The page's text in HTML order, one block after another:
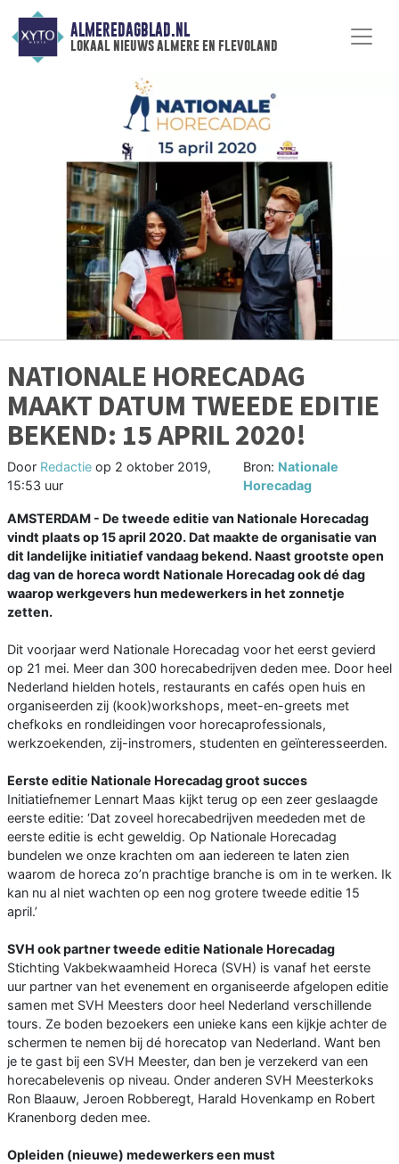
ALMEREDAGBLAD.NL
lokaal nieuws almere en flevoland
NATIONALE HORECADAG
MAAKT DATUM TWEEDE EDITIE
BEKEND: 15 APRIL 2020!
Door Redactie op 2 oktober 2019,
15:53 uur
Bron: Nationale
Horecadag
AMSTERDAM - De tweede editie van Nationale Horecadag
vindt plaats op 15 april 2020. Dat maakte de organisatie van
dit landelijke initiatief vandaag bekend. Naast grootste open
dag van de horeca wordt Nationale Horecadag ook dé dag
waarop werkgevers hun medewerkers in het zonnetje
zetten.
Dit voorjaar werd Nationale Horecadag voor het eerst gevierd
op 21 mei. Meer dan 300 horecabedrijven deden mee. Door heel
Nederland hielden hotels, restaurants en cafés open huis en
organiseerden zij (kook)workshops, meet-en-greets met
chefkoks en rondleidingen voor horecaprofessionals,
werkzoekenden, zij-instromers, studenten en geïnteresseerden.
Eerste editie Nationale Horecadag groot succes
Initiatiefnemer Lennart Maas kijkt terug op een zeer geslaagde
eerste editie: ‘Dat zoveel horecabedrijven meededen met de
eerste editie is echt geweldig. Op Nationale Horecadag
bundelen we onze krachten om aan iedereen te laten zien
waarom de horeca zo’n prachtige branche is om in te werken. Ik
kan nu al niet wachten op een nog grotere tweede editie 15
april.’
SVH ook partner tweede editie Nationale Horecadag
Stichting Vakbekwaamheid Horeca (SVH) is vanaf het eerste
uur partner van het evenement en organiseerde afgelopen editie
samen met SVH Meesters door heel Nederland verschillende
tours. Ze boden bezoekers een unieke kans een kijkje achter de
schermen te nemen bij dé horecatop van Nederland. Want ben
je te gast bij een SVH Meester, dan ben je verzekerd van een
horecabelevenis op niveau. Onder anderen SVH Meesterkoks
Ron Blaauw, Jeroen Robberegt, Harald Hovenkamp en Robert
Kranenborg deden mee.
Opleiden (nieuwe) medewerkers een must